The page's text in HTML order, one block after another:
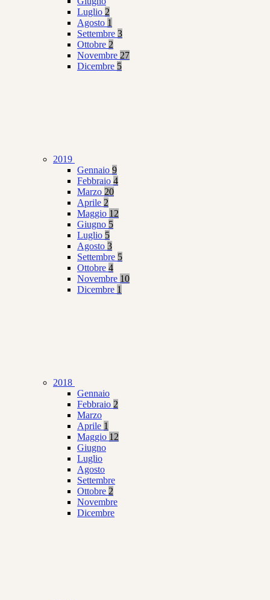
Luglio 2
Agosto 1
Settembre 3
Ottobre 2
Novembre 27
Dicembre 5
2019
Gennaio 9
Febbraio 4
Marzo 20
Aprile 2
Maggio 12
Giugno 5
Luglio 5
Agosto 3
Settembre 5
Ottobre 4
Novembre 10
Dicembre 1
2018
Gennaio
Febbraio 2
Marzo
Aprile 1
Maggio 12
Giugno
Luglio
Agosto
Settembre
Ottobre 2
Novembre
Dicembre